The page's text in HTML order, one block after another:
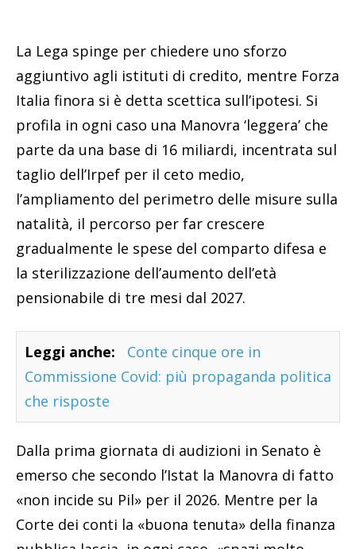
La Lega spinge per chiedere uno sforzo
aggiuntivo agli istituti di credito, mentre Forza
Italia finora si è detta scettica sull’ipotesi. Si
profila in ogni caso una Manovra ‘leggera’ che
parte da una base di 16 miliardi, incentrata sul
taglio dell’Irpef per il ceto medio,
l’ampliamento del perimetro delle misure sulla
natalità, il percorso per far crescere
gradualmente le spese del comparto difesa e
la sterilizzazione dell’aumento dell’età
pensionabile di tre mesi dal 2027.
Leggi anche:
Conte cinque ore in
Commissione Covid: più propaganda politica
che risposte
Dalla prima giornata di audizioni in Senato è
emerso che secondo l’Istat la Manovra di fatto
«non incide su Pil» per il 2026. Mentre per la
Corte dei conti la «buona tenuta» della finanza